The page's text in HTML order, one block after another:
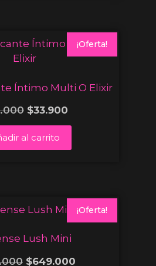
¡Oferta!
Íntimo Multi O Elixir
$33.900
al carrito
¡Oferta!
Lush Mini
$649.000